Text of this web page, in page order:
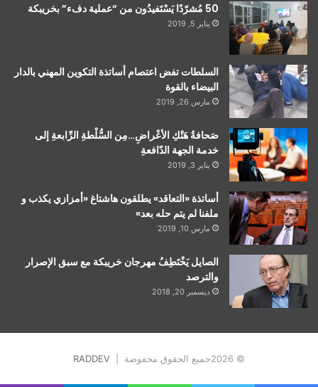
50 مُشرّدًا يَسْتَفيدُون من “عملية دفء” بخريبكة
يناير 5, 2019
السلطات تفض اعتصام أساتذة التكوين المهني بالدار
البيضاء بالقوة
مارس 26, 2019
صَحافةُ هَتْكِ الأعْراضِ…مِن السُّلْطةِ الرِّابعةِ إلى
خدمة الجهة الدّافعةِ
يناير 3, 2019
أساتذة «التعاقد» يطلقون هاشتاغ «أمزازي يكذب و
ملفنا لم يتم حله بعد»
مارس 10, 2019
الصايل يَخْتَطِفُ مهرجان خريبكة مع سبق الإصرار
والترصد
ديسمبر 20, 2018
© 2026جميع الحقوق محفوضة | RADDEV